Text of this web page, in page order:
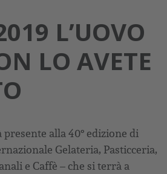
L’UOVO
LO AVETE
alla 40° edizione di
Gelateria, Pasticceria,
e Caffè – che si terrà a